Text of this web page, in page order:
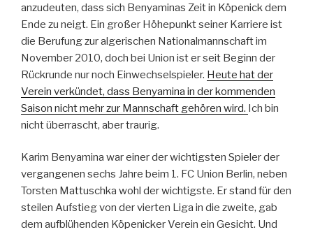
anzudeuten, dass sich Benyaminas Zeit in Köpenick dem
Ende zu neigt. Ein großer Höhepunkt seiner Karriere ist
die Berufung zur algerischen Nationalmannschaft im
November 2010, doch bei Union ist er seit Beginn der
Rückrunde nur noch Einwechselspieler. Heute hat der
Verein verkündet, dass Benyamina in der kommenden
Saison nicht mehr zur Mannschaft gehören wird. Ich bin
nicht überrascht, aber traurig.
Karim Benyamina war einer der wichtigsten Spieler der
vergangenen sechs Jahre beim 1. FC Union Berlin, neben
Torsten Mattuschka wohl der wichtigste. Er stand für den
steilen Aufstieg von der vierten Liga in die zweite, gab
dem aufblühenden Köpenicker Verein ein Gesicht. Und